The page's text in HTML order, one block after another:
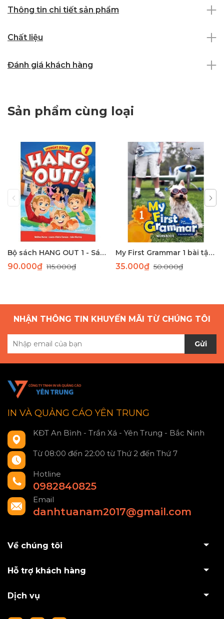
Thông tin chi tiết sản phẩm
Chất liệu
Đánh giá khách hàng
Sản phẩm cùng loại
Bộ sách HANG OUT 1 - Sách học tiếng Anh giao tiếp dành cho học sinh tiểu học
90.000₫115.000₫
My First Grammar 1 bài tập 2nd Edition
35.000₫ 50.000₫
NHẬN THÔNG TIN KHUYẾN MÃI TỪ CHÚNG TÔI
Gửi
IN VÀ QUẢNG CÁO YÊN TRUNG
KĐT An Bình - Trần Xá - Yên Trung - Bắc Ninh
Từ 08:00 đến 22:00 từ Thứ 2 đến Thứ 7
Hotline
0982840825
Email
danhtuanam2017@gmail.com
Về chúng tôi
Hỗ trợ khách hàng
Dịch vụ